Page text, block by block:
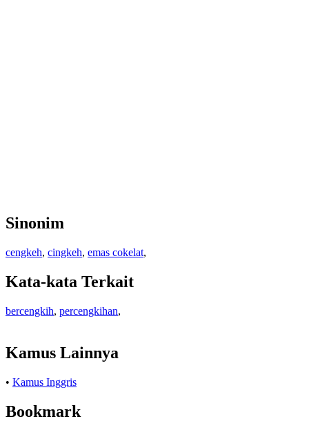
Sinonim
cengkeh, cingkeh, emas cokelat,
Kata-kata Terkait
bercengkih, percengkihan,
Kamus Lainnya
• Kamus Inggris
Bookmark